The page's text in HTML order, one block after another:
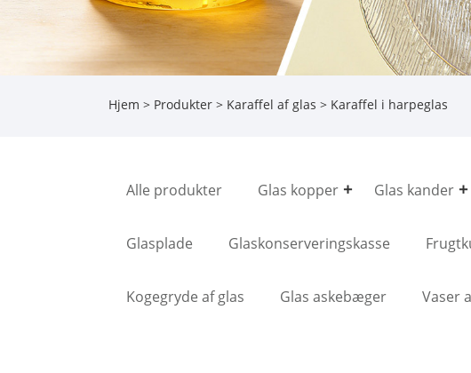
Hjem > Produkter > Karaffel af glas > Karaffel i harpeglas
Alle produkter Glas kopper Glas kander
Glasplade Glaskonserveringskasse
Kogegryde af glas Glas askebæger Vaser